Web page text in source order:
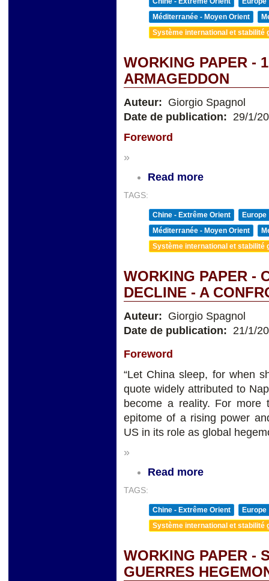
Méditerranée - Moyen Orient
Système international et stabilité
WORKING PAPER -
ARMAGEDDON
Auteur: Giorgio Spagnol
Date de publication: 29/1/
Foreword
»
Read more
TAGS:
Chine - Extrême Orient
Europe
Méditerranée - Moyen Orient
Système international et stabilité
WORKING PAPER -
DECLINE - A
Auteur: Giorgio Spagnol
Date de publication: 21/1/
Foreword
“Let China sleep, for when
quote widely attributed to
become a reality. For more
epitome of a rising power
US in its role as global
»
Read more
TAGS:
Chine - Extrême Orient
Europe
Système international et stabilité
WORKING PAPER -
GUERRES